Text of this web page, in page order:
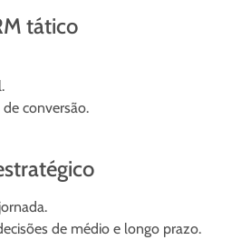
tático
conversão.
de médio e longo prazo.